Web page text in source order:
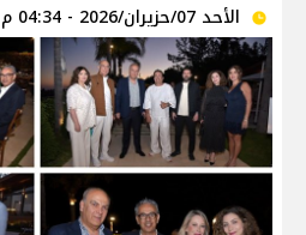
الأحد 07/حزيران/2026 - 04:34 م